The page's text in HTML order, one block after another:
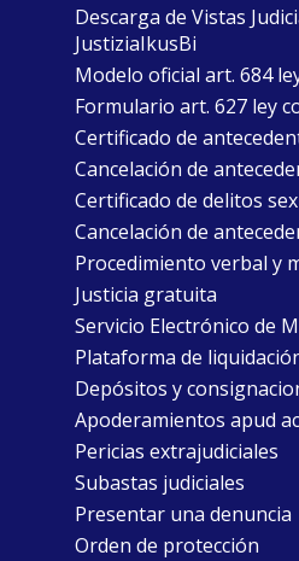
Descarga de Vistas
JustiziaIkusBi
Modelo oficial art. 684
Formulario art. 627 ley
Certificado de
Cancelación de
Certificado de delitos
Cancelación de
Procedimiento verbal y
Justicia gratuita
Servicio Electrónico de
Plataforma de
Depósitos y
Apoderamientos apud
Pericias extrajudiciales
Subastas judiciales
Presentar una denuncia
Orden de protección